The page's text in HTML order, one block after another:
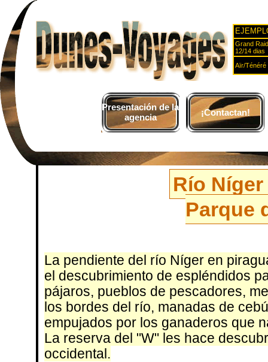
Grand
12/14 dias
Aïr/Ténéré
Presentación de la
agencia
¡Contactan!
Río
Parque
La pendiente del río Níger en
el descubrimiento de espléndidos
pájaros, pueblos de pescadores,
los bordes del río, manadas de
empujados por los ganaderos que
La reserva del "W" les hace
occidental.